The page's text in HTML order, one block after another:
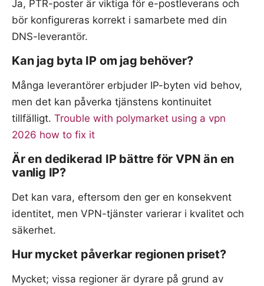
Ja, PTR-poster är viktiga för e-postleverans och
bör konfigureras korrekt i samarbete med din
DNS-leverantör.
Kan jag byta IP om jag behöver?
Många leverantörer erbjuder IP-byten vid behov,
men det kan påverka tjänstens kontinuitet
tillfälligt. Trouble with polymarket using a vpn
2026 how to fix it
Är en dedikerad IP bättre för VPN än en
vanlig IP?
Det kan vara, eftersom den ger en konsekvent
identitet, men VPN-tjänster varierar i kvalitet och
säkerhet.
Hur mycket påverkar regionen priset?
Mycket; vissa regioner är dyrare på grund av